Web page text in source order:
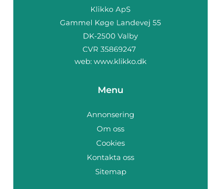
web: www.klikko.dk
Menu
Annonsering
Om oss
Cookies
Kontakta oss
Sitemap